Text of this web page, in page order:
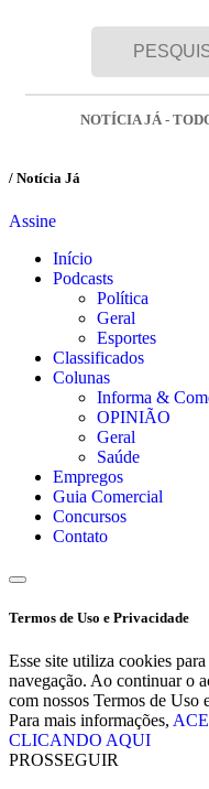
NOTÍCIA JÁ -
/ Notícia Já
Assine
Início
Podcasts
Política
Geral
Esportes
Classificados
Colunas
Informa &
OPINIÃO
Geral
Saúde
Empregos
Guia Comercial
Concursos
Contato
Termos de Uso e Privacidade
Esse site utiliza cookies
navegação. Ao continuar o
com nossos Termos de Uso
Para mais informações,
CLICANDO AQUI
PROSSEGUIR